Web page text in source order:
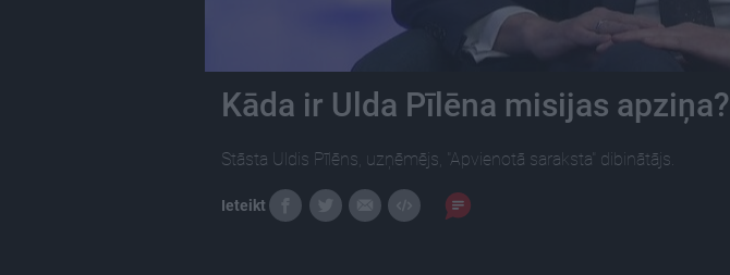
Kāda ir Ulda Pīlēna misijas apziņa?
Stāsta Uldis Pīlēns, uzņēmējs, "Apvienotā saraksta" dibinātājs.
Ieteikt